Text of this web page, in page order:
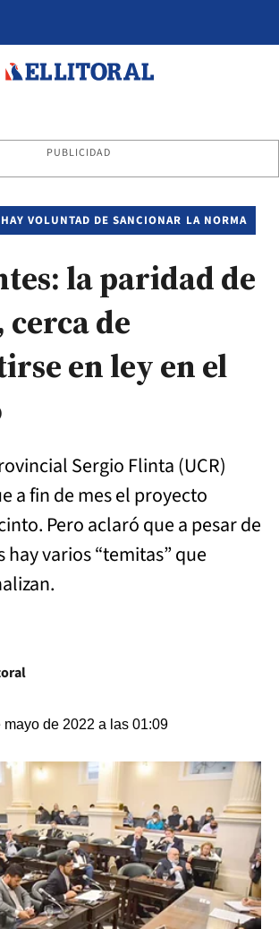
PUBLICIDAD
VOLUNTAD DE SANCIONAR LA NORMA
la paridad de
cerca de
en ley en el
Sergio Flinta (UCR)
a fin de mes el proyecto
Pero aclaró que a pesar de
hay varios “temitas” que
mayo de 2022 a las 01:09